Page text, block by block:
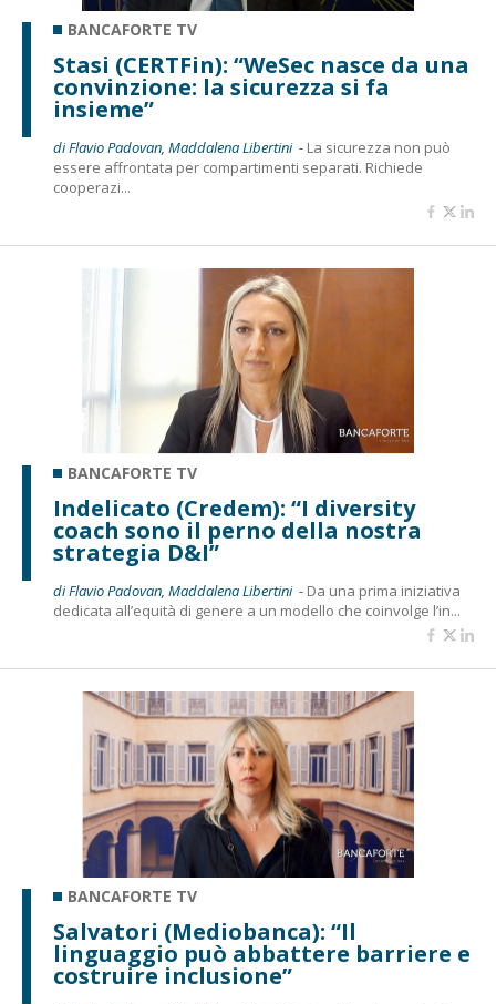
BANCAFORTE TV
Stasi (CERTFin): “WeSec nasce da una
convinzione: la sicurezza si fa
insieme”
di Flavio Padovan, Maddalena Libertini - La sicurezza non può
essere affrontata per compartimenti separati. Richiede
cooperazi...
BANCAFORTE TV
Indelicato (Credem): “I diversity
coach sono il perno della nostra
strategia D&I”
di Flavio Padovan, Maddalena Libertini - Da una prima iniziativa
dedicata all’equità di genere a un modello che coinvolge l’in...
BANCAFORTE TV
Salvatori (Mediobanca): “Il
linguaggio può abbattere barriere e
costruire inclusione”